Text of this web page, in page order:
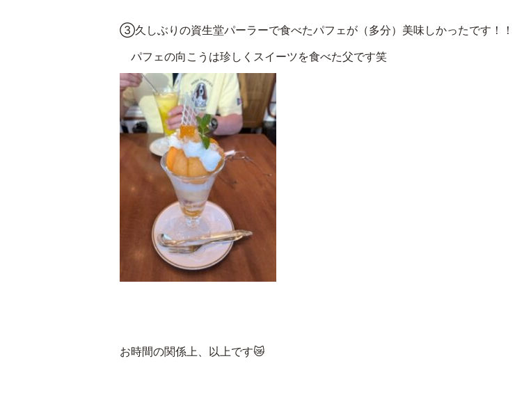
③久しぶりの資生堂パーラーで食べたパフェが（多分）美味しかったです！！
パフェの向こうは珍しくスイーツを食べた父です笑
お時間の関係上、以上です😿